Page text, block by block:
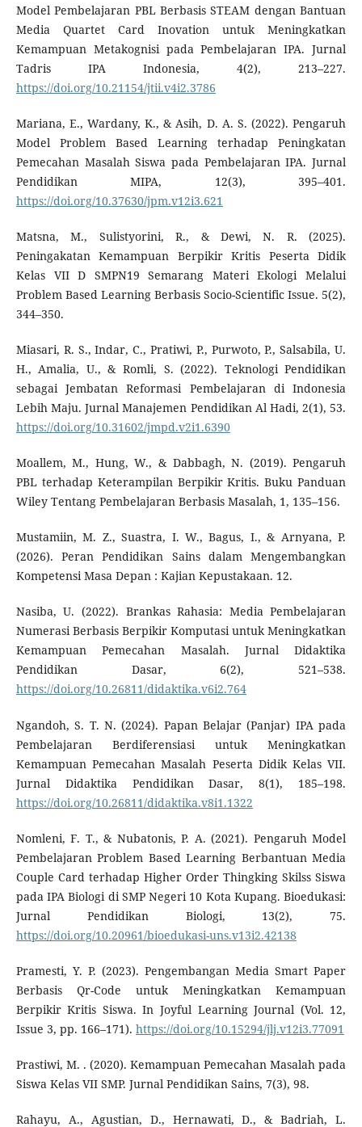
Model Pembelajaran PBL Berbasis STEAM dengan Bantuan
Media Quartet Card Inovation untuk Meningkatkan
Kemampuan Metakognisi pada Pembelajaran IPA. Jurnal
Tadris IPA Indonesia, 4(2), 213–227.
https://doi.org/10.21154/jtii.v4i2.3786
Mariana, E., Wardany, K., & Asih, D. A. S. (2022). Pengaruh
Model Problem Based Learning terhadap Peningkatan
Pemecahan Masalah Siswa pada Pembelajaran IPA. Jurnal
Pendidikan MIPA, 12(3), 395–401.
https://doi.org/10.37630/jpm.v12i3.621
Matsna, M., Sulistyorini, R., & Dewi, N. R. (2025).
Peningakatan Kemampuan Berpikir Kritis Peserta Didik
Kelas VII D SMPN19 Semarang Materi Ekologi Melalui
Problem Based Learning Berbasis Socio-Scientific Issue. 5(2),
344–350.
Miasari, R. S., Indar, C., Pratiwi, P., Purwoto, P., Salsabila, U.
H., Amalia, U., & Romli, S. (2022). Teknologi Pendidikan
sebagai Jembatan Reformasi Pembelajaran di Indonesia
Lebih Maju. Jurnal Manajemen Pendidikan Al Hadi, 2(1), 53.
https://doi.org/10.31602/jmpd.v2i1.6390
Moallem, M., Hung, W., & Dabbagh, N. (2019). Pengaruh
PBL terhadap Keterampilan Berpikir Kritis. Buku Panduan
Wiley Tentang Pembelajaran Berbasis Masalah, 1, 135–156.
Mustamiin, M. Z., Suastra, I. W., Bagus, I., & Arnyana, P.
(2026). Peran Pendidikan Sains dalam Mengembangkan
Kompetensi Masa Depan : Kajian Kepustakaan. 12.
Nasiba, U. (2022). Brankas Rahasia: Media Pembelajaran
Numerasi Berbasis Berpikir Komputasi untuk Meningkatkan
Kemampuan Pemecahan Masalah. Jurnal Didaktika
Pendidikan Dasar, 6(2), 521–538.
https://doi.org/10.26811/didaktika.v6i2.764
Ngandoh, S. T. N. (2024). Papan Belajar (Panjar) IPA pada
Pembelajaran Berdiferensiasi untuk Meningkatkan
Kemampuan Pemecahan Masalah Peserta Didik Kelas VII.
Jurnal Didaktika Pendidikan Dasar, 8(1), 185–198.
https://doi.org/10.26811/didaktika.v8i1.1322
Nomleni, F. T., & Nubatonis, P. A. (2021). Pengaruh Model
Pembelajaran Problem Based Learning Berbantuan Media
Couple Card terhadap Higher Order Thingking Skilss Siswa
pada IPA Biologi di SMP Negeri 10 Kota Kupang. Bioedukasi:
Jurnal Pendidikan Biologi, 13(2), 75.
https://doi.org/10.20961/bioedukasi-uns.v13i2.42138
Pramesti, Y. P. (2023). Pengembangan Media Smart Paper
Berbasis Qr-Code untuk Meningkatkan Kemampuan
Berpikir Kritis Siswa. In Joyful Learning Journal (Vol. 12,
Issue 3, pp. 166–171). https://doi.org/10.15294/jlj.v12i3.77091
Prastiwi, M. . (2020). Kemampuan Pemecahan Masalah pada
Siswa Kelas VII SMP. Jurnal Pendidikan Sains, 7(3), 98.
Rahayu, A., Agustian, D., Hernawati, D., & Badriah, L.